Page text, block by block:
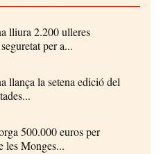
lliura 2.200 ulleres
per a...
llança la setena edició del
500.000 euros per
les Monges...